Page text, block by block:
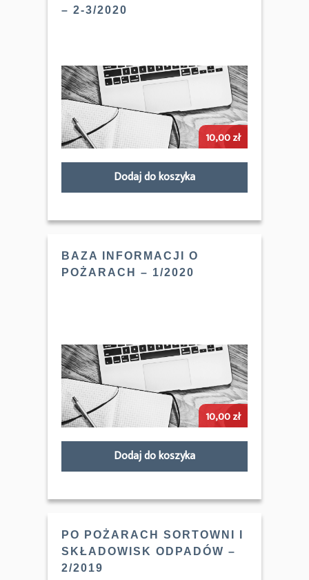
– 2-3/2020
10,00zł
Dodaj do koszyka
BAZA INFORMACJI O
POŻARACH – 1/2020
10,00zł
Dodaj do koszyka
PO POŻARACH SORTOWNI I
SKŁADOWISK ODPADÓW –
2/2019